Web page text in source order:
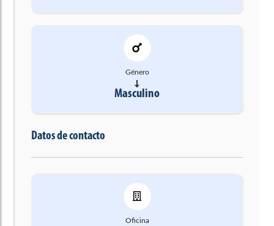
Género
Masculino
Datos de contacto
Oficina